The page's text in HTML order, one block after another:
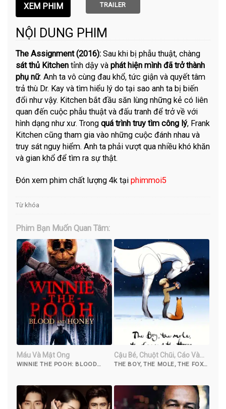
TRAILER
NỘI DUNG PHIM
The Assignment (2016): Sau khi bị phẫu thuật, chàng
sát thủ Kitchen tỉnh dậy vàphát hiện mình đã trở thành
phụ nữ. Anh ta vô cùng đau khổ, tức giận và quyết tâm
trả thù Dr. Kay và tìm hiểu lý do tại sao anh ta bị biến
đổi như vậy. Kitchen bắt đầu săn lùng những kẻ có liên
quan đến cuộc phẫu thuật và đấu tranh để trở về với
hình dạng như xư. Trongquá trình truy tìm công lý, Frank
Kitchen cũng tham gia vào những cuộc đánh nhau và
truy sát nguy hiểm. Anh ta phải vượt qua nhiều khó khăn
và gian khổ để tìm ra sự thật.
Đón xem phim chất lượng 4k tạiphimmoi5
Từ khóa
Phim Bạn Muốn Quan Tâm:
Máu Và Mật Ong
WINNIE THE POOH: BLOOD
Cậu Bé, Chuột Chũi, Cáo Và
Ngựa
THE BOY, THE MOLE, THE FOX